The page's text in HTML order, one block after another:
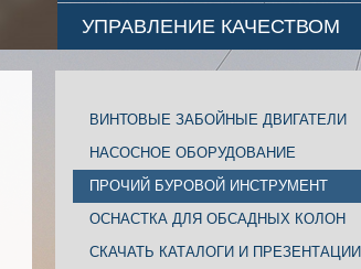
УПРАВЛЕНИЕ КАЧЕСТВОМ
ВИНТОВЫЕ ЗАБОЙНЫЕ ДВИГАТЕЛИ
НАСОСНОЕ ОБОРУДОВАНИЕ
ПРОЧИЙ БУРОВОЙ ИНСТРУМЕНТ
ОСНАСТКА ДЛЯ ОБСАДНЫХ КОЛОН
СКАЧАТЬ КАТАЛОГИ И ПРЕЗЕНТАЦИИ